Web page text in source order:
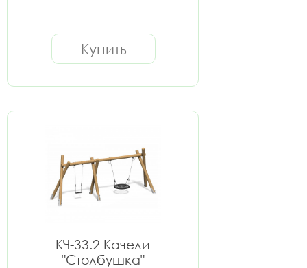
Купить
КЧ-33.2 Качели
"Столбушка"